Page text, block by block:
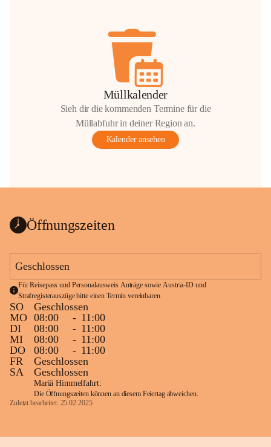
Müllkalender
Sieh dir die kommenden Termine für die
Müllabfuhr in deiner Region an.
Kalender ansehen
Öffnungszeiten
Geschlossen
Für Reisepass und Personalausweis Anträge sowie Austria-ID und
Strafregisterauszüge bitte einen Termin vereinbaren.
SO
Geschlossen
MO 08:00 - 11:00
DI
08:00 - 11:00
MI
08:00 - 11:00
DO
08:00 - 11:00
FR
Geschlossen
SA
Geschlossen
Mariä Himmelfahrt:
Die Öffnungszeiten können an diesem Feiertag abweichen.
Zuletzt bearbeitet: 25.02.2025